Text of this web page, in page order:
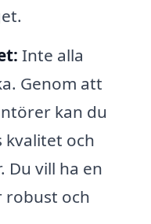
Inte alla
Genom att
kan du
och
Du vill ha en
robust och